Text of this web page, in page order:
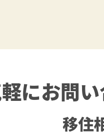
にお問
移住